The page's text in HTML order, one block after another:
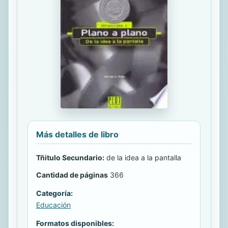
Más detalles de libro
Tñitulo Secundario: de la idea a la pantalla
Cantidad de páginas 366
Categoría:
Educación
Formatos disponibles: